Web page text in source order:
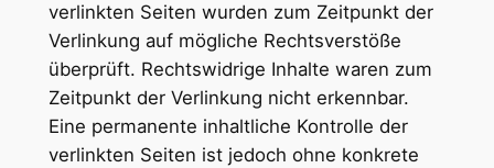
verlinkten Seiten wurden zum Zeitpunkt der
Verlinkung auf mögliche Rechtsverstöße
überprüft. Rechtswidrige Inhalte waren zum
Zeitpunkt der Verlinkung nicht erkennbar.
Eine permanente inhaltliche Kontrolle der
verlinkten Seiten ist jedoch ohne konkrete